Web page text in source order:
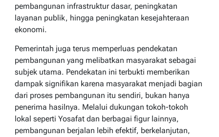
pembangunan infrastruktur dasar, peningkatan
layanan publik, hingga peningkatan kesejahteraan
ekonomi.
Pemerintah juga terus memperluas pendekatan
pembangunan yang melibatkan masyarakat sebagai
subjek utama. Pendekatan ini terbukti memberikan
dampak signifikan karena masyarakat menjadi bagian
dari proses pembangunan itu sendiri, bukan hanya
penerima hasilnya. Melalui dukungan tokoh-tokoh
lokal seperti Yosafat dan berbagai figur lainnya,
pembangunan berjalan lebih efektif, berkelanjutan,